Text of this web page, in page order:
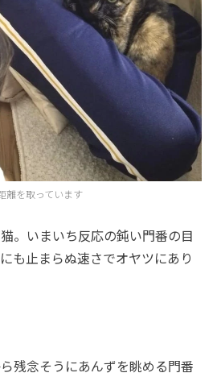
離を取っています
。いまいち反応の鈍い門番の目
も止まらぬ速さでオヤツにあり
残念そうにあんずを眺める門番